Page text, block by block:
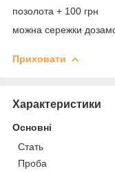
позолота + 100 грн
можна сережки
Приховати
Характеристики
Основні
Стать
Проба